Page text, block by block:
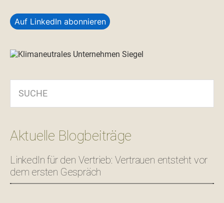
Auf LinkedIn abonnieren
Aktuelle Blogbeiträge
LinkedIn für den Vertrieb: Vertrauen entsteht vor
dem ersten Gespräch